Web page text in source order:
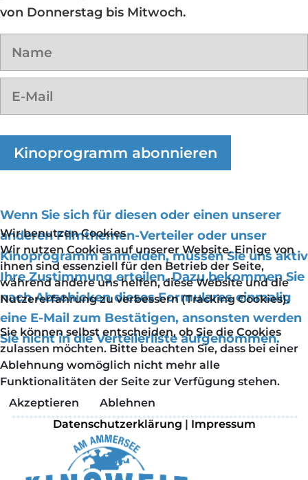
von Donnerstag bis Mitwoch.
Kinoprogramm abonnieren
Wenn Sie sich für diesen oder einen unserer
anderen Filmthemen-Verteiler oder unser
Kinoprogramm anmelden, müssen Sie uns aktiv
Ihre Zustimmung erteilen. Dazu bekommen Sie
nach Abschicken dieses Formulares einmalig
eine E-Mail zum Bestätigen, ansonsten werden
Sie nicht in die Verteilerliste aufgenommen.
Wir benutzen Cookies
Wir nutzen Cookies auf unserer Website. Einige von
ihnen sind essenziell für den Betrieb der Seite,
während andere uns helfen, diese Website und die
Nutzererfahrung zu verbessern (Tracking Cookies).
Sie können selbst entscheiden, ob Sie die Cookies
zulassen möchten. Bitte beachten Sie, dass bei einer
Ablehnung womöglich nicht mehr alle
Funktionalitäten der Seite zur Verfügung stehen.
Akzeptieren
Ablehnen
Datenschutzerklärung | Impressum